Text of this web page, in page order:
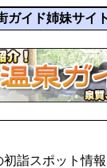
ガイド姉妹サイ
初詣スポット情